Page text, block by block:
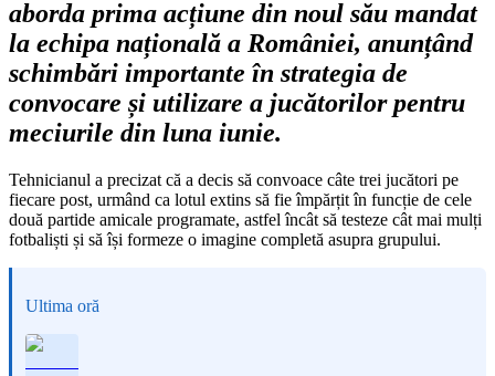
aborda prima acțiune din noul său mandat
la echipa națională a României, anunțând
schimbări importante în strategia de
convocare și utilizare a jucătorilor pentru
meciurile din luna iunie.
Tehnicianul a precizat că a decis să convoace câte trei jucători pe
fiecare post, urmând ca lotul extins să fie împărțit în funcție de cele
două partide amicale programate, astfel încât să testeze cât mai mulți
fotbaliști și să își formeze o imagine completă asupra grupului.
Ultima oră